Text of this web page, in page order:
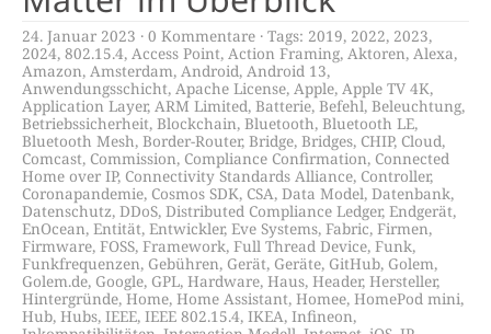
24. Januar 2023 0 Kommentare Tags: 2019, 2022, 2023,
2024, 802.15.4, Access Point, Action Framing, Aktoren, Alexa,
Amazon, Amsterdam, Android, Android 13,
Anwendungsschicht, Apache License, Apple, Apple TV 4K,
Application Layer, ARM Limited, Batterie,Befehl, Beleuchtung,
Betriebssicherheit, Blockchain, Bluetooth, Bluetooth LE,
Bluetooth Mesh, Border-Router, Bridge, Bridges, CHIP, Cloud,
Comcast, Commission, Compliance Confirmation, Connected
Home over IP, Connectivity Standards Alliance, Controller,
Coronapandemie, Cosmos SDK, CSA, Data Model, Datenbank,
Datenschutz, DDoS, Distributed Compliance Ledger, Endgerät,
EnOcean, Entität, Entwickler, Eve Systems, Fabric, Firmen,
Firmware, FOSS, Framework, Full Thread Device, Funk,
Funkfrequenzen, Gebühren, Gerät, Geräte, GitHub, Golem,
Golem.de, Google, GPL, Hardware, Haus, Header, Hersteller,
Hintergründe, Home, Home Assistant, Homee, HomePod mini,
Hub, Hubs, IEEE, IEEE 802.15.4, IKEA, Infineon,